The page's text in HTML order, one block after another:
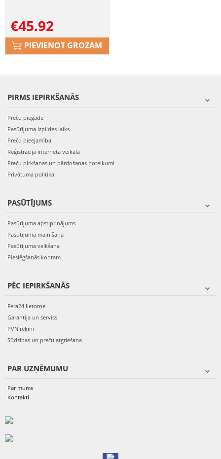
BEZMAKSAS
€45.92
PIEVIENOT GROZAM
PIRMS IEPIRKŠANĀS
Preču piegāde
Pasūtījuma izpildes laiks
Preču pieejamība
Reģistrācija interneta veikalā
Preču pirkšanas un pārdošanas noteikumi
Privātuma politika
PASŪTĪJUMS
Pasūtījuma apstiprinājums
Pasūtījuma mainīšana
Pasūtījuma veikšana
Pieslēgšanās kontam
PĒC IEPIRKŠANĀS
Fera24 lietotne
Garantija un serviss
PVN rēķini
Sūdzības un preču atgriešana
PAR UZŅĒMUMU
Par mums
Kontakti